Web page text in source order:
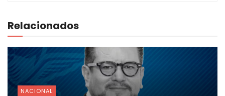
Relacionados
NACIONAL